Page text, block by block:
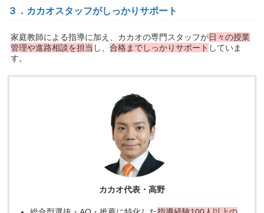
３．カカオスタッフがしっかりサポート
家庭教師による指導に加え、カカオの専門スタッフが日々の授業
管理や進路相談を担当 し、合格までしっかりサポート していま
す。
カカオ代表・高野